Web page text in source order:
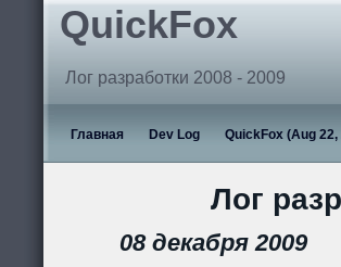
QuickFox
Лог разработки 2008 - 2009
Главная Dev Log QuickFox (Aug 22,
Лог
08 декабря 2009